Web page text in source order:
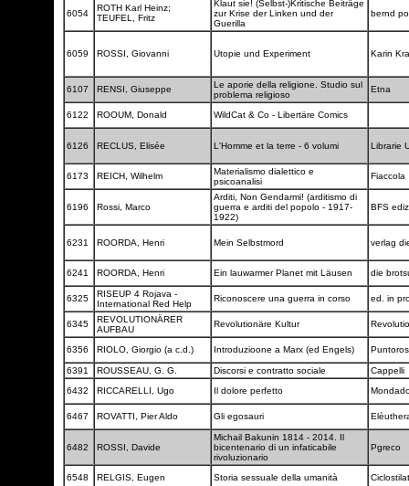
6054
ROTH Karl Heinz;
TEUFEL, Fritz
Klaut sie! (Selbst-)Kritische Beiträge
zur Krise der Linken und der
Guerilla
bernd
6059 ROSSI, Giovanni Utopie und Experiment Karin
6107 RENSI, Giuseppe
Le aporie della religione. Studio sul
problema religioso
Etna
6122 ROOUM, Donald WildCat & Co - Libertäre Comics
6126 RECLUS, Elisée L'Homme et la terre - 6 volumi Librarie
6173 REICH, Wilhelm
Materialismo dialettico e
psicoanalisi
Fiaccola
6196 Rossi, Marco
Arditi, Non Gendarmi! (arditismo di
guerra e arditi del popolo - 1917-
1922)
BFS
6231 ROORDA, Henri Mein Selbstmord verlag
6241 ROORDA, Henri Ein lauwarmer Planet mit Läusen die
6325
RISEUP 4 Rojava -
International Red Help
Riconoscere una guerra in corso ed. in
6345
REVOLUTIONÄRER
AUFBAU
Revolutionäre Kultur
6356 RIOLO, Giorgio (a c.d.) Introduzioone a Marx (ed Engels)
6391 ROUSSEAU, G. G. Discorsi e contratto sociale
Cappelli
6432
RICCARELLI, Ugo Il dolore perfetto
6467 ROVATTI, Pier Aldo Gli egosauri
6482 ROSSI, Davide
Michail Bakunin 1814 - 2014. Il
bicentenario di un infaticabile
rivoluzionario
Pgreco
6548 RELGIS, Eugen Storia sessuale della umanità